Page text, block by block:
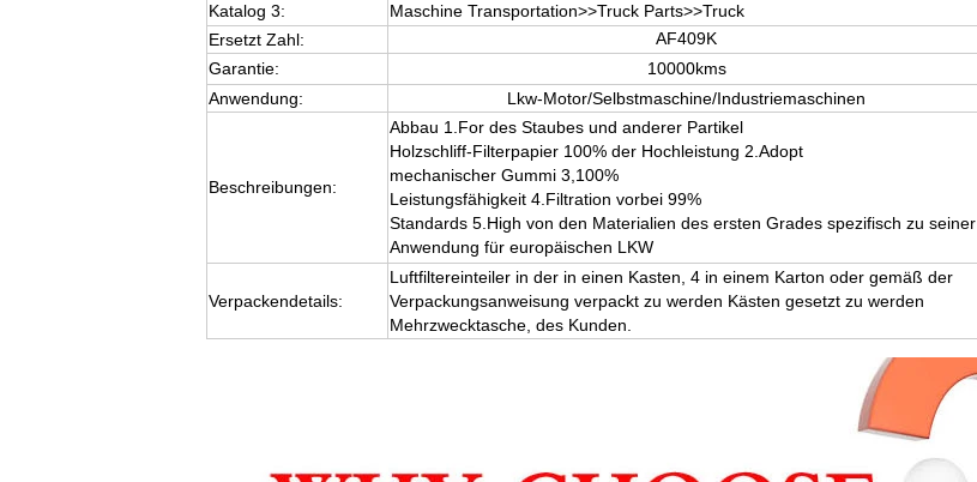
Katalog 3:
Maschine Transportation>>Truck Parts>>Truck
Ersetzt Zahl:
AF409K
Garantie:
10000kms
Anwendung:
Lkw-Motor/Selbstmaschine/Industriemaschinen
Beschreibungen:
Abbau 1.For des Staubes und anderer Partikel
Holzschliff-Filterpapier 100% der Hochleistung 2.Adopt
mechanischer Gummi 3,100%
Leistungsfähigkeit 4.Filtration vorbei 99%
Standards 5.High von den Materialien des ersten Grades spezifisch zu seiner
Anwendung für europäischen LKW
Verpackendetails:
Luftfiltereinteiler in der in einen Kasten, 4 in einem Karton oder gemäß der
Verpackungsanweisung verpackt zu werden Kästen gesetzt zu werden
Mehrzwecktasche, des Kunden.